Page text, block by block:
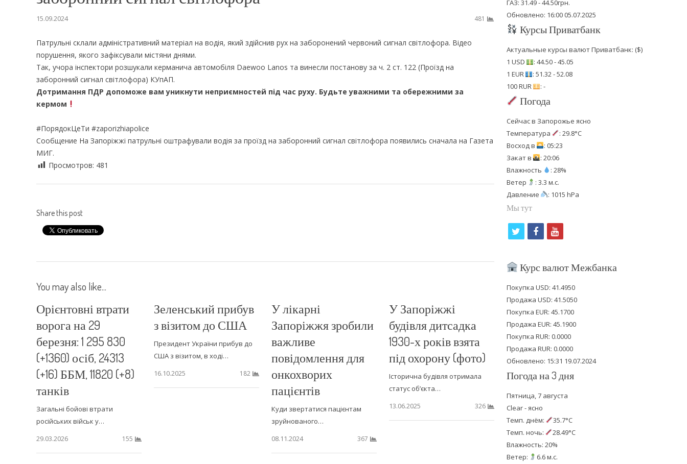
15.09.2024 481
Патрульні склали адміністративний матеріал на водія, який здійснив рух на заборонений червоний сигнал світлофора. Відео
порушення, якого зафіксували містяни днями.
Так, учора інспектори розшукали керманича автомобіля Daewoo Lanos та винесли постанову за ч. 2 ст. 122 (Проїзд на
заборонний сигнал світлофора) КУпАП.
Дотримання ПДР допоможе вам уникнути неприємностей під час руху. Будьте уважними та обережними за
кермом
#ПорядокЦеТи #zaporizhiapolice
Сообщение На Запоріжжі патрульні оштрафували водія за проїзд на заборонний сигнал світлофора появились сначала на Газета
МИГ.
Просмотров: 481
Share this post
You may also like...
Орієнтовні втрати
ворога на 29
березня: 1 295 830
(+1360) осіб, 24313
(+16) ББМ, 11820 (+8)
танків
Загальні бойові втрати
російських військ у…
29.03.2026
155
Зеленський прибув
з візитом до США
Президент України прибув до
США з візитом, в ході…
16.10.2025
182
У лікарні
Запоріжжя зробили
важливе
повідомлення для
онкохворих
пацієнтів
Куди звертатися пацієнтам
зруйнованого…
08.11.2024
367
У Запоріжжі
будівля дитсадка
1930-х років взята
під охорону (фото)
Історична будівля отримала
статус об’єкта…
13.06.2025
326
ГАЗ: 31.49 - 44.50грн.
Обновлено: 16:00 05.07.2025
Курсы Приватбанк
Актуальные курсы валют Приватбанк: ($)
1 USD
: 44.50 - 45.05
1 EUR
: 51.32 - 52.08
100 RUR
: -
Погода
Сейчас в Запорожье ясно
Температура
: 29.8°C
Восход в
: 05:23
Закат в
: 20:06
Влажность
: 28%
Ветер
: 3.3 м.с.
Давление
: 1015 hPa
Мы тут
i
t
e
r
f
c
b
o
o
k
y
u
u
b
e
Курс валют Межбанка
Покупка USD: 41.4950
Продажа USD: 41.5050
Покупка EUR: 45.1700
Продажа EUR: 45.1900
Покупка RUR: 0.0000
Продажа RUR: 0.0000
Обновлено: 15:31 19.07.2024
Погода на 3 дня
Пятница, 7 августа
Clear - ясно
Темп. днём:
35.7°C
Темп. ночь:
28.49°C
Влажность: 20%
Ветер:
6.6 м.с.